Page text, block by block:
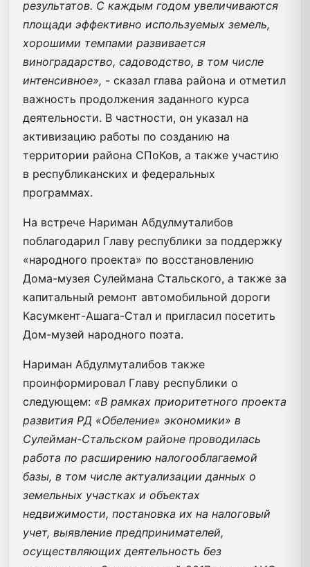
результатов. С каждым годом увеличиваются
площади эффективно используемых земель,
хорошими темпами развивается
виноградарство, садоводство, в том числе
интенсивное», - сказал глава района и отметил
важность продолжения заданного курса
деятельности. В частности, он указал на
активизацию работы по созданию на
территории района СПоКов, а также участию
в республиканских и федеральных
программах.
На встрече Нариман Абдулмуталибов
поблагодарил Главу республики за поддержку
«народного проекта» по восстановлению
Дома-музея Сулеймана Стальского, а также за
капитальный ремонт автомобильной дороги
Касумкент-Ашага-Стал и пригласил посетить
Дом-музей народного поэта.
Нариман Абдулмуталибов также
проинформировал Главу республики о
следующем: «В рамках приоритетного проекта
развития РД «Обеление» экономики» в
Сулейман-Стальском районе проводилась
работа по расширению налогооблагаемой
базы, в том числе актуализации данных о
земельных участках и объектах
недвижимости, постановка их на налоговый
учет, выявление предпринимателей,
осуществляющих деятельность без